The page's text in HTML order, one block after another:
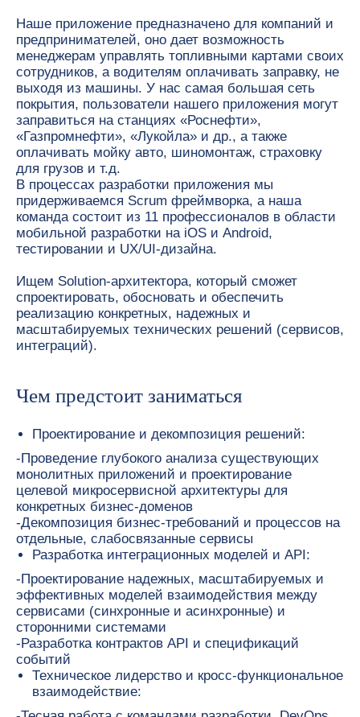
Наше приложение предназначено для компаний и
предпринимателей, оно дает возможность
менеджерам управлять топливными картами своих
сотрудников, а водителям оплачивать заправку, не
выходя из машины. У нас самая большая сеть
покрытия, пользователи нашего приложения могут
заправиться на станциях «Роснефти»,
«Газпромнефти», «Лукойла» и др., а также
оплачивать мойку авто, шиномонтаж, страховку
для грузов и т.д.
В процессах разработки приложения мы
придерживаемся Scrum фреймворка, а наша
команда состоит из 11 профессионалов в области
мобильной разработки на iOS и Android,
тестировании и UX/UI-дизайна.
Ищем Solution-архитектора, который сможет
спроектировать, обосновать и обеспечить
реализацию конкретных, надежных и
масштабируемых технических решений (сервисов,
интеграций).
Чем предстоит заниматься
Проектирование и декомпозиция решений:
-Проведение глубокого анализа существующих
монолитных приложений и проектирование
целевой микросервисной архитектуры для
конкретных бизнес-доменов
-Декомпозиция бизнес-требований и процессов на
отдельные, слабосвязанные сервисы
Разработка интеграционных моделей и API:
-Проектирование надежных, масштабируемых и
эффективных моделей взаимодействия между
сервисами (синхронные и асинхронные) и
сторонними системами
-Разработка контрактов API и спецификаций
событий
Техническое лидерство и кросс-функциональное
взаимодействие: